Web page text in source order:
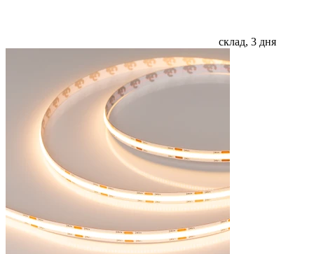
склад, 3 дня